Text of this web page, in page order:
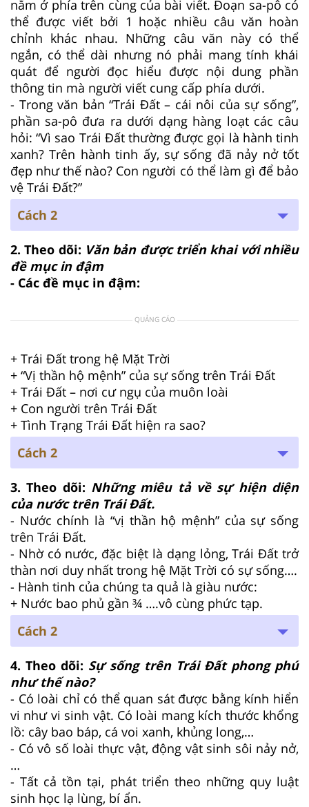
nằm ở phía trên cùng của bài viết. Đoạn sa-pô có
thể được viết bởi 1 hoặc nhiều câu văn hoàn
chỉnh khác nhau. Những câu văn này có thể
ngắn, có thể dài nhưng nó phải mang tính khái
quát để người đọc hiểu được nội dung phần
thông tin mà người viết cung cấp phía dưới.
- Trong văn bản “Trái Đất – cái nôi của sự sống”,
phần sa-pô đưa ra dưới dạng hàng loạt các câu
hỏi: “Vì sao Trái Đất thường được gọi là hành tinh
xanh? Trên hành tinh ấy, sự sống đã nảy nở tốt
đẹp như thế nào? Con người có thể làm gì để bảo
vệ Trái Đất?”
Cách 2
2. Theo dõi: Văn bản được triển khai với nhiều
đề mục in đậm
- Các đề mục in đậm:
QUẢNG CÁO
+ Trái Đất trong hệ Mặt Trời
+ “Vị thần hộ mệnh” của sự sống trên Trái Đất
+ Trái Đất – nơi cư ngụ của muôn loài
+ Con người trên Trái Đất
+ Tình Trạng Trái Đất hiện ra sao?
Cách 2
3. Theo dõi: Những miêu tả về sự hiện diện
của nước trên Trái Đất.
- Nước chính là “vị thần hộ mệnh” của sự sống
trên Trái Đất.
- Nhờ có nước, đặc biệt là dạng lỏng, Trái Đất trở
thàn nơi duy nhất trong hệ Mặt Trời có sự sống….
- Hành tinh của chúng ta quả là giàu nước:
+ Nước bao phủ gần ¾ ….vô cùng phức tạp.
Cách 2
4. Theo dõi: Sự sống trên Trái Đất phong phú
như thế nào?
- Có loài chỉ có thể quan sát được bằng kính hiển
vi như vi sinh vật. Có loài mang kích thước khổng
lồ: cây bao báp, cá voi xanh, khủng long,…
- Có vô số loài thực vật, động vật sinh sôi nảy nở,
…
- Tất cả tồn tại, phát triển theo những quy luật
sinh học lạ lùng, bí ẩn.